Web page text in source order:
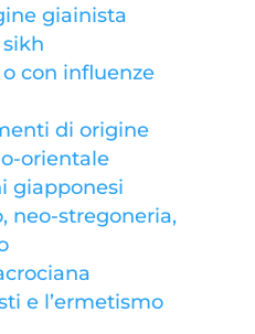
giainista
con influenze
di origine
orientale
giapponesi
neo-stregoneria,
e l’ermetismo